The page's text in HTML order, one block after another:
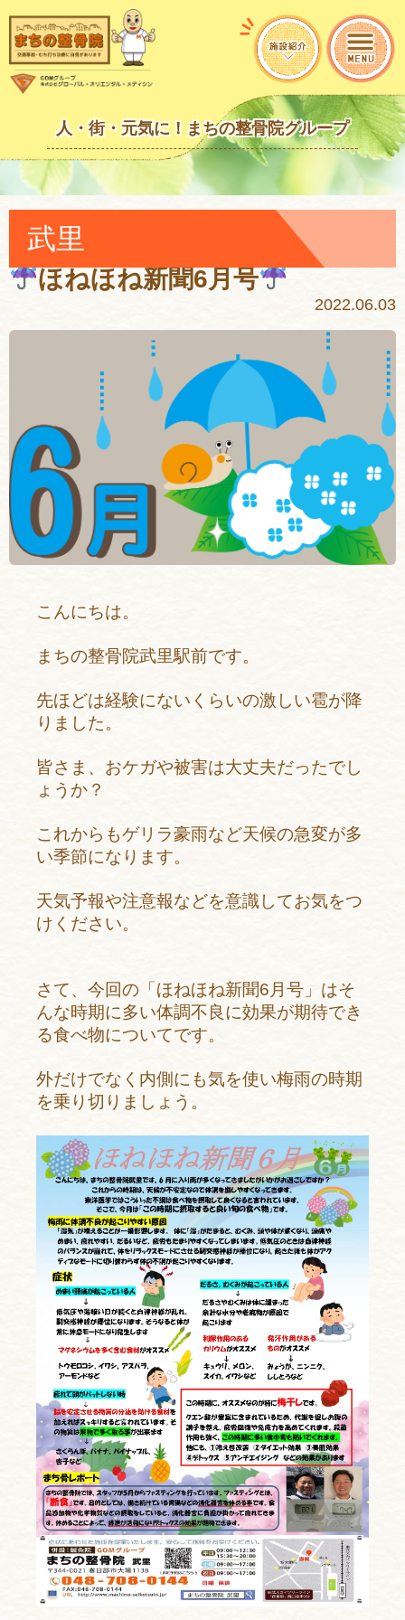
人・街・元気に！まちの整骨院グループ
武里
ほねほね新聞6月号
2022.06.03
こんにちは。
まちの整骨院武里駅前です。
先ほどは経験にないくらいの激しい雹が降
りました。
皆さま、おケガや被害は大丈夫だったでし
ょうか？
これからもゲリラ豪雨など天候の急変が多
い季節になります。
天気予報や注意報などを意識してお気をつ
けください。
さて、今回の「ほねほね新聞6月号」はそ
んな時期に多い体調不良に効果が期待でき
る食べ物についてです。
外だけでなく内側にも気を使い梅雨の時期
を乗り切りましょう。